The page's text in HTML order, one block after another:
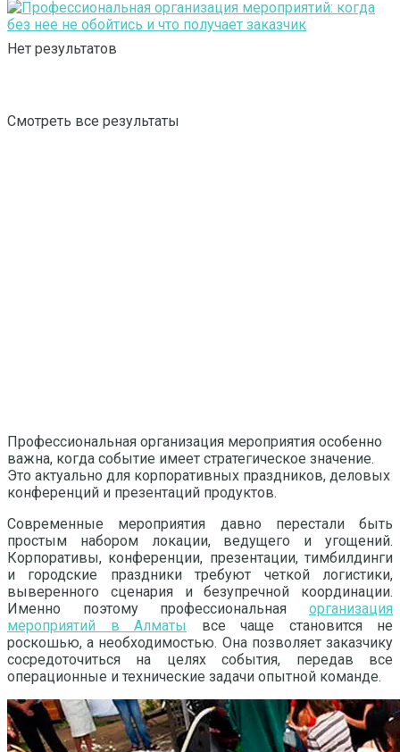
Нет результатов
Смотреть все результаты
Профессиональная организация мероприятия особенно
важна, когда событие имеет стратегическое значение.
Это актуально для корпоративных праздников, деловых
конференций и презентаций продуктов.
Современные мероприятия давно перестали быть
простым набором локации, ведущего и угощений.
Корпоративы, конференции, презентации, тимбилдинги
и городские праздники требуют четкой логистики,
выверенного сценария и безупречной координации.
Именно поэтому профессиональная организация
мероприятий в Алматы
все чаще становится не
роскошью, а необходимостью. Она позволяет заказчику
сосредоточиться на целях события, передав все
операционные и технические задачи опытной команде.